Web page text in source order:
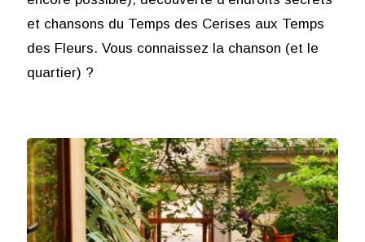
et chansons du Temps des Cerises aux Temps
des Fleurs. Vous connaissez la chanson (et le
quartier) ?